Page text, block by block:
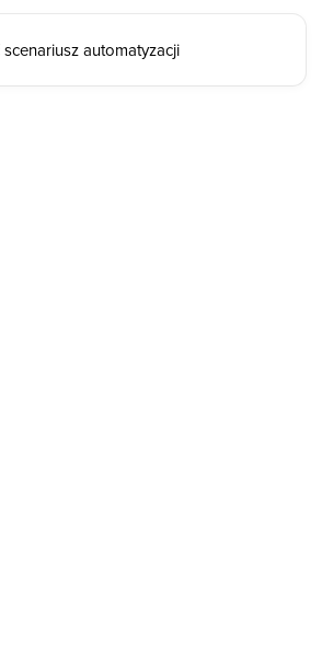
automatyzacji